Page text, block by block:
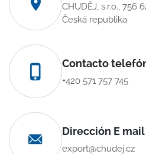
CHUDĚJ, s.r.o., 756
Česká republika
Contacto
+420 571 757 745
Dirección E mail
export@chudej.cz